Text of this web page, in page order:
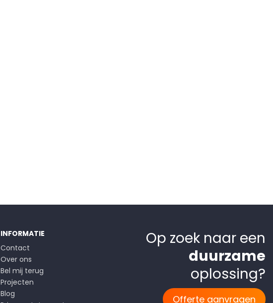
INFORMATIE
Contact
Over ons
Bel mij terug
Projecten
Blog
Op zoek naar een
duurzame
oplossing?
Offerte aanvragen